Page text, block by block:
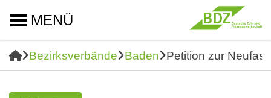
MENÜ
Bezirksverbände Baden Petition zur